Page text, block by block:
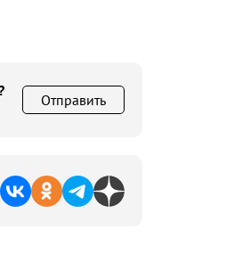
Отправить